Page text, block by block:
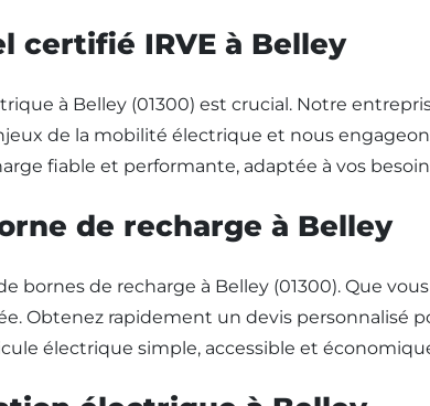
certifié IRVE à Belley
à Belley (01300) est crucial. Notre
de la mobilité électrique et nous
fiable et performante, adaptée à vos
de recharge à Belley
bornes de recharge à Belley (01300). Que
Obtenez rapidement un devis personnalisé
électrique simple, accessible et